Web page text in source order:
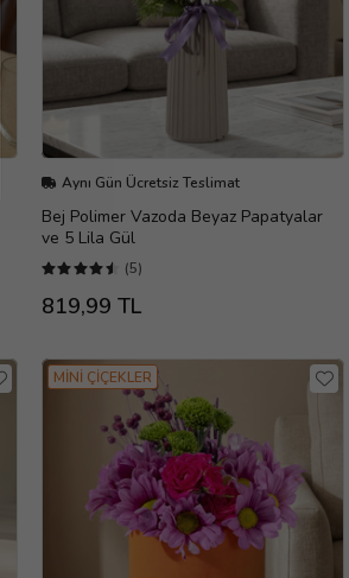
Aynı Gün Ücretsiz Teslimat
Bej Polimer Vazoda Beyaz Papatyalar
ve 5 Lila Gül
(5)
819,99 TL
MİNİ ÇİÇEKLER